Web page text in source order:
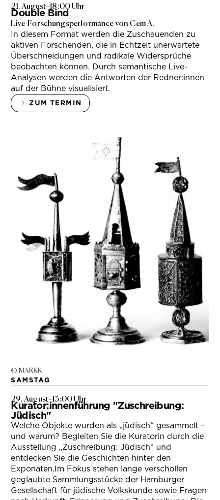
21. August–18:00 Uhr
Double Bind
Live-Forschungsperformance von Cem A.
In diesem Format werden die Zuschauenden zu
aktiven Forschenden, die in Echtzeit unerwartete
Überschneidungen und radikale Widersprüche
beobachten können. Durch semantische Live-
Analysen werden die Antworten der Redner:innen
auf der Bühne visualisiert.
ZUM TERMIN
© MARKK
SAMSTAG
29. August–13:00 Uhr
Kurator:innenführung "Zuschreibung:
Jüdisch"
Welche Objekte wurden als „jüdisch“ gesammelt –
und warum? Begleiten Sie die Kuratorin durch die
Ausstellung „Zuschreibung: Jüdisch“ und
entdecken Sie die Geschichten hinter den
Exponaten.Im Fokus stehen lange verschollen
geglaubte Sammlungsstücke der Hamburger
Gesellschaft für jüdische Volkskunde sowie Fragen